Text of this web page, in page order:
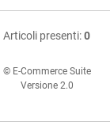
Articoli presenti:0
© E-Commerce Suite
Versione 2.0